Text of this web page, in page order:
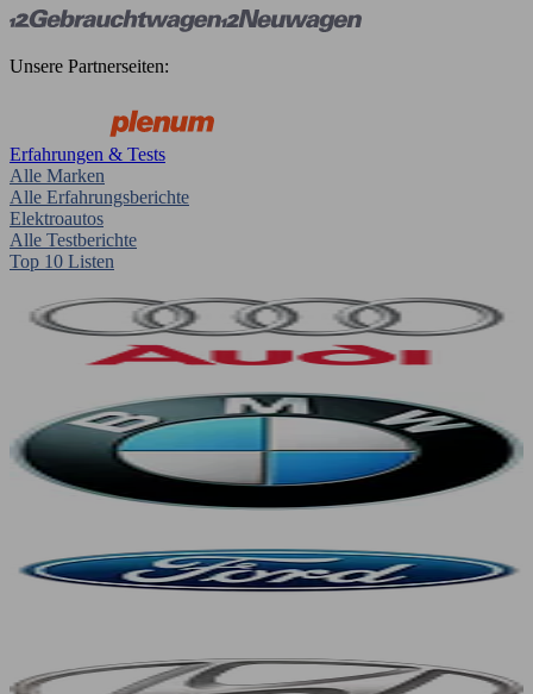
Unsere Partnerseiten:
Erfahrungen & Tests
Alle Marken
Alle Erfahrungsberichte
Elektroautos
Alle Testberichte
Top 10 Listen